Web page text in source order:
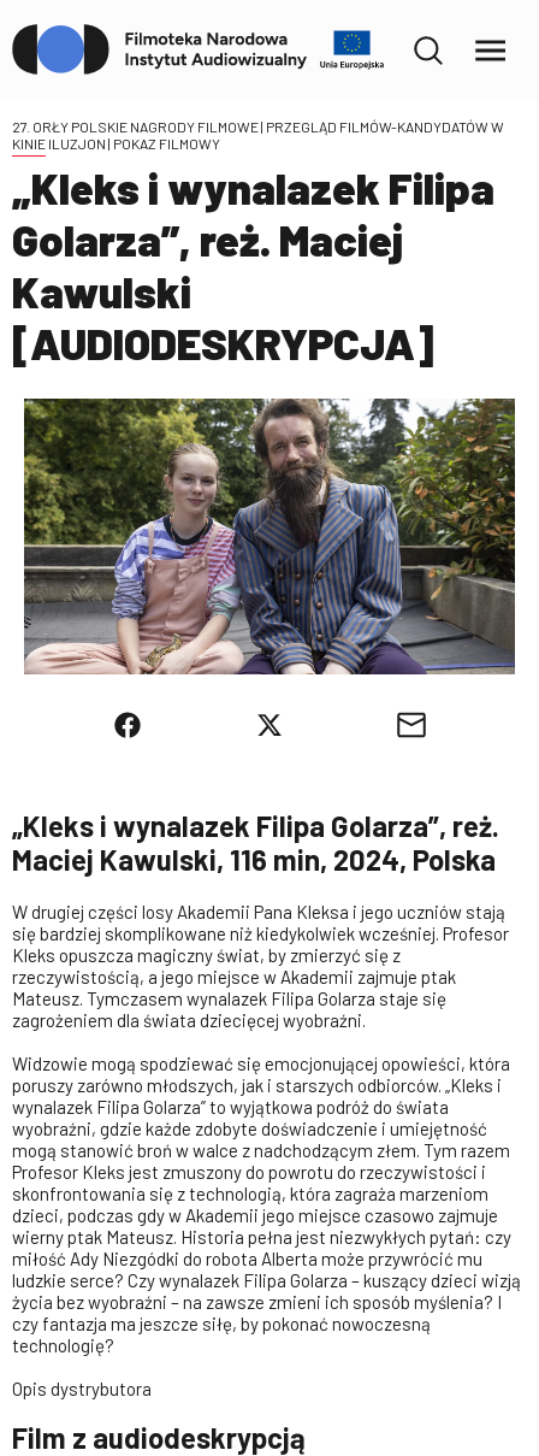
27. ORŁY POLSKIE NAGRODY FILMOWE | PRZEGLĄD FILMÓW-KANDYDATÓW W
KINIE ILUZJON | POKAZ FILMOWY
„Kleks i wynalazek Filipa
Golarza”, reż. Maciej
Kawulski
[AUDIODESKRYPCJA]
„Kleks i wynalazek Filipa Golarza”, reż.
Maciej Kawulski, 116 min, 2024, Polska
W drugiej części losy Akademii Pana Kleksa i jego uczniów stają
się bardziej skomplikowane niż kiedykolwiek wcześniej. Profesor
Kleks opuszcza magiczny świat, by zmierzyć się z
rzeczywistością, a jego miejsce w Akademii zajmuje ptak
Mateusz. Tymczasem wynalazek Filipa Golarza staje się
zagrożeniem dla świata dziecięcej wyobraźni.
Widzowie mogą spodziewać się emocjonującej opowieści, która
poruszy zarówno młodszych, jak i starszych odbiorców. „Kleks i
wynalazek Filipa Golarza” to wyjątkowa podróż do świata
wyobraźni, gdzie każde zdobyte doświadczenie i umiejętność
mogą stanowić broń w walce z nadchodzącym złem. Tym razem
Profesor Kleks jest zmuszony do powrotu do rzeczywistości i
skonfrontowania się z technologią, która zagraża marzeniom
dzieci, podczas gdy w Akademii jego miejsce czasowo zajmuje
wierny ptak Mateusz. Historia pełna jest niezwykłych pytań: czy
miłość Ady Niezgódki do robota Alberta może przywrócić mu
ludzkie serce? Czy wynalazek Filipa Golarza – kuszący dzieci wizją
życia bez wyobraźni – na zawsze zmieni ich sposób myślenia? I
czy fantazja ma jeszcze siłę, by pokonać nowoczesną
technologię?
Opis dystrybutora
Film z audiodeskrypcją